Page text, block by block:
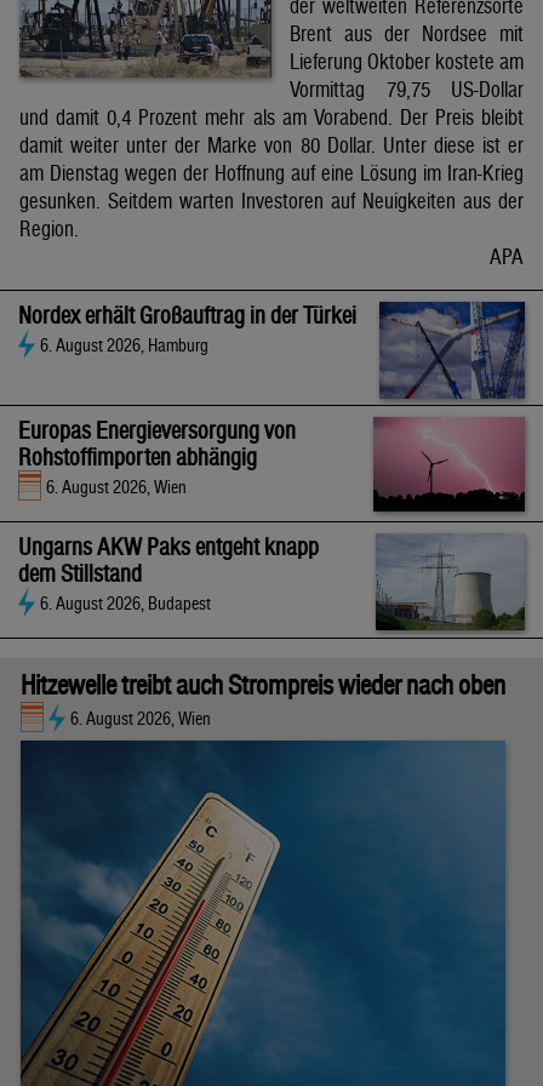
der weltweiten Referenzsorte
Brent aus der Nordsee mit
Lieferung Oktober kostete am
Vormittag 79,75 US-Dollar
und damit 0,4 Prozent mehr als am Vorabend. Der Preis bleibt
damit weiter unter der Marke von 80 Dollar. Unter diese ist er
am Dienstag wegen der Hoffnung auf eine Lösung im Iran-Krieg
gesunken. Seitdem warten Investoren auf Neuigkeiten aus der
Region.
APA
Nordex erhält Großauftrag in der Türkei
6. August 2026, Hamburg
Europas Energieversorgung von
Rohstoffimporten abhängig
6. August 2026, Wien
Ungarns AKW Paks entgeht knapp
dem Stillstand
6. August 2026, Budapest
Hitzewelle treibt auch Strompreis wieder nach oben
6. August 2026, Wien